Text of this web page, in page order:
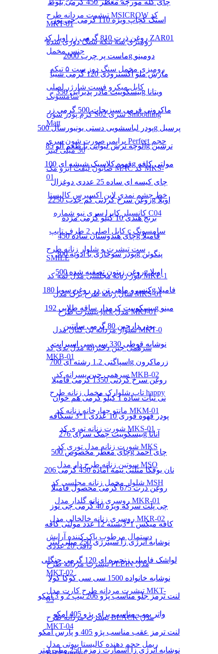
تیشرت مردانه طرح MSICROW کد
MKT-01
رومیزی سه تیکه سنگ دوزی شده
جنس مخمل
رومیزی مخمل سنگ دوز ست ۵ تیکه
کابل میکرو فست شارژر اصلی
سامسونگ
کرم پودر شون S02 سری Smoothing
Matt
پرایمر صورت شون سری Perfect حجم
30 میلی لیتر
صابون لیفت ابرو مک MAC کد MKS-
01
خط چشم نمدی لاین اکسپرس کالیستا
کانسیلر کاپرا سری نیو شماره C04
کابل اصلی 2 طرف تایپ c سامسونگ
ست تیشرت و شلوار زنانه طرح
SMILE
بلوز زنانه مجلسی مدل لمه کد MKL-1
شال زنانه طرح برگ مدل MKS-01
تیشرت طرح jack مدل MKJ-01
شلوار مردانه لی کتان مدل MKT-0
سرهمی جین دخترانه مدل تدی کد
MKB-01
سرهمی جین پسرانه کد MKB-02
تاپ شلوارک مخمل زنانه طرح happy
مانتو چهارخانه زنانه کد MKM-01
شورت زنانه توری کد MKS-01
شورت زنانه مدل توری کد MKS
سوتین زنانه طرح دار مدل MSO
شلوار مخمل زنانه مجلسی کد MSH
روسری زنانه گلدار مدل MKR-01
روسری زنانه خالخالی مدل MKR-02
دستمال مرطوب پاک کننده آرایش
دافی 20 عددی
تیشرت مردانه طرح PLEIN مدل
MKT-02
تیشرت مردانه طرح کارت مدل MKT-
03
تیشرت مردانه طرح BLACK مدل
MKT-04
ریمل حجم دهنده کالیستا بیوتی مدل
چای کله مورچه معطر 450 گرمی بلوط
اسنک کچاپ ویژه 110 گرمی چی توز
روغن ذرت 810 گرمی زر اویل کد ZAR01
ماست پر چرب 2000g دومینو
مارش ملو اکسترودی 120 گرمی شیبا
بیسکوییت مادر پذیرایی 350g ویتانا
ماکرونی فرمی سبزیجات 500 گرمی زر
پودر لباسشویی دستی یونیورسال 500g پرسیل
آلوچه ترش لیوانی با طعم آلو 85g ترشین
قهوه کلاسیک شیشه ای 100g مولتی کافه
چای کیسه ای ساده 25 عددی دوغزال
روغن سرخ کردنی کم جذب 2250g اویلا
برنج هندی 10 کیلو گرمی مژده
چای هندوستان ساده 450g فامیلا
پودر سوخاری با ادویه 300g پنگوئن
روغن زیتون تصفیه شده 500g اویلا
کنسرو ماهی تن در روغن سویا 180g فامیلا
بیسکوییت کرمدار ساقه طلایی 192g مینو
پودر دارچین 80 گرمی سانتین
نوشابه قوطی 330 سی سی اسپرایت
اسپاگتی 1.2 رشته ای 700g زرماکرون
روغن سرخ کردنی 1350 گرمی فامیلا
نی نبات ساده 1 کیلو گرمی هم خوان
پودر قهوه فوری 10 عددی 1*3 نسکافه
بیسکوییت چمک سرای 276g آناتا
چای معطر مخصوص 500g چای احمد
نان یوفکا مثلثی نیمه آماده 450 گرمی 206
روغن ذرت 675 گرمی محصول فامیلا
چی پلت سرکه ویژه 40 گرمی چی توز
کافه میکس 1*3بسته 12 عدد مولتی کافه
نوشابه انرژی زا سینرژی 250 میلی لیتر
لواشک فامیلی زنجیره ای 120 گرمی جنگلی
نوشابه خانواده 1500 سی سی کوکا کولا
لنت ترمز جلو مناسب پژو 206 تیپ 2 و 3 امکو
واتر پمپ مناسب برای پژو 405 امکو
لنت ترمز عقب مناسب پژو 405 و پارس امکو
نوشابه انرژی زا اسمارت زمزم 250 میلی لیتر